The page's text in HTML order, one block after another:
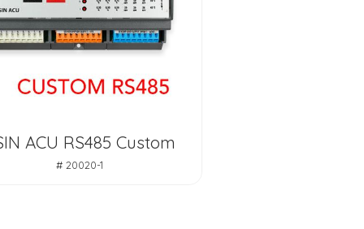
ACU RS485 Custom
# 20020-1